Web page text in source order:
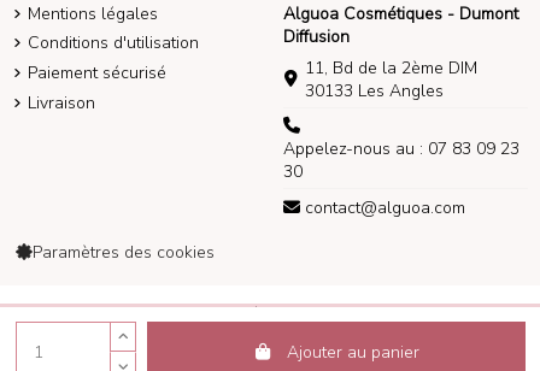
Ajouter au panier
Mentions légales
Conditions d'utilisation
Paiement sécurisé
Livraison
Alguoa Cosmétiques - Dumont
Diffusion
11, Bd de la 2ème DIM
30133 Les Angles
Appelez-nous au : 07 83 09 23
30
contact@alguoa.com
Paramètres des cookies
Alguoa Cosmétiques 2014-2026